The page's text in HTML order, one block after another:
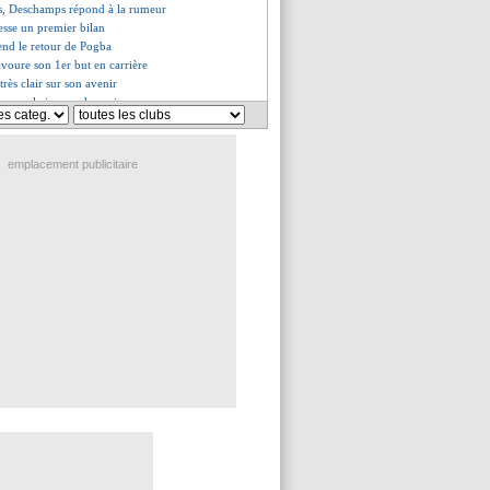
Deschamps répond à la rumeur
un premier bilan
le retour de Pogba
son 1er but en carrière
clair sur son avenir
pour le joueur du mois
un plafond de verre
plus loin
emplacement publicitaire